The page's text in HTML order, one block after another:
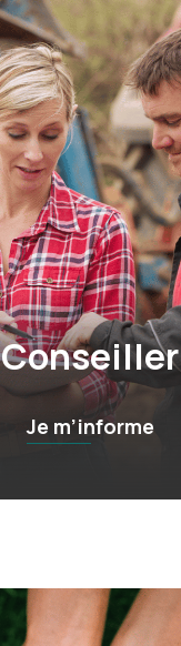
Conseiller
Je m’informe